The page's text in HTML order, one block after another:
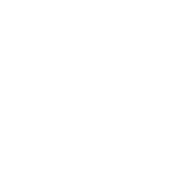
presso i concessionari che aderiscono